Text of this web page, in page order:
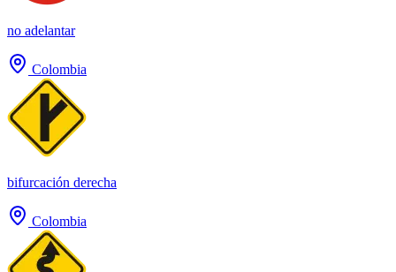
no adelantar
Colombia
bifurcación derecha
Colombia